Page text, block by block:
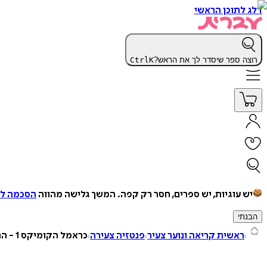
דלג לתוכן הראשי
רוצה ספר שיסדר לך את הראש? CtrlK
יש עוגיות, יש ספרים, חסר רק קפה. המשך גלישה מהווה הסכמה
הבנתי
ראשית קריאה ונוער צעיר פנטזיה צעירה כראמל הקומיקס 1 - ההתחלה